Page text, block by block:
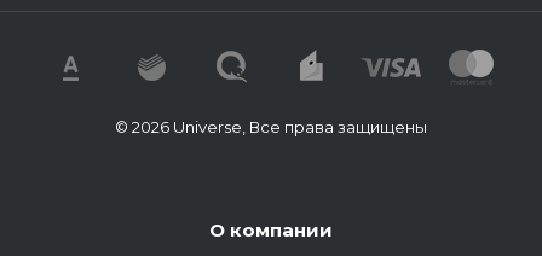
© 2026 Universe, Все права защищены
О компании